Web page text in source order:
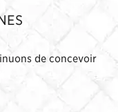
de concevoir